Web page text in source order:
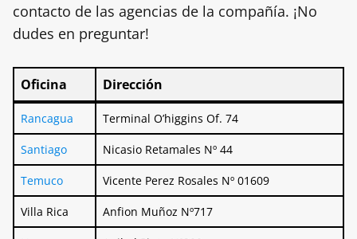
contacto de las agencias de la compañía. ¡No
dudes en preguntar!
Oficina
Dirección
Oficina
Dirección
Rancagua Terminal O’higgins Of. 74
Santiago Nicasio Retamales Nº 44
Temuco Vicente Perez Rosales Nº 01609
Villa Rica Anfion Muñoz Nº717